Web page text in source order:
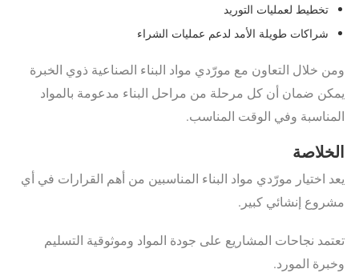
تخطيط لعمليات التوريد
شراكات طويلة الأمد لدعم عمليات الشراء
ومن خلال التعاون مع مورّدي مواد البناء الصناعية ذوي الخبرة
يمكن ضمان أن كل مرحلة من مراحل البناء مدعومة بالمواد
المناسبة وفي الوقت المناسب.
الخلاصة
يعد اختيار مورّدي مواد البناء المناسبين من أهم القرارات في أي
مشروع إنشائي كبير.
تعتمد نجاحات المشاريع على جودة المواد وموثوقية التسليم
وخبرة المورد.